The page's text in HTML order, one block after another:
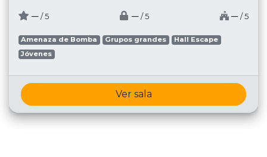
─ / 5 ─ / 5 ─ / 5
Amenaza de Bomba Grupos grandes
Hall Escape
Jóvenes
Ver sala